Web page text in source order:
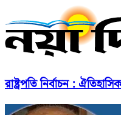
রাষ্ট্রপতি নির্বাচন :